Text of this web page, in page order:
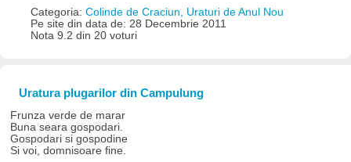
Categoria: Colinde de Craciun, Uraturi de Anul Nou
Pe site din data de: 28 Decembrie 2011
Nota 9.2 din 20 voturi
Uratura plugarilor din Campulung
Frunza verde de marar
Buna seara gospodari.
Gospodari si gospodine
Si voi, domnisoare fine.